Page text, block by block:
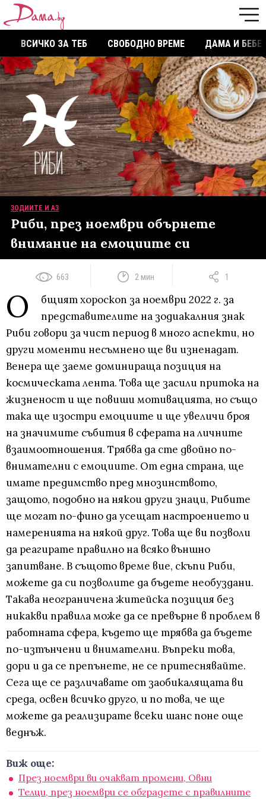
ВСИЧКО ЗА ТЕБ СВОБОДНО ВРЕМЕ ДАМА И БЕБЕ
ЗОДИИТЕ И АЗ
Риби, през ноември обърнете
внимание на емоциите си
663 2 мин 1
О
бщият хороскоп за ноември 2022 г. за
представителите на зодиакалния знак
Риби говори за чист период в много аспекти, но
други моменти несъмнено ще ви изненадат.
Венера ще заеме доминираща позиция на
космическата лента. Това ще засили притока на
жизненост и ще повиши мотивацията, но също
така ще изостри емоциите и ще увеличи броя
на значимите събития в сферата на личните
взаимоотношения. Трябва да сте двойно по-
внимателни с емоциите. От една страна, ще
имате предимство пред мнозинството,
защото, подобно на някои други знаци, Рибите
ще могат по-фино да усещат настроението и
намеренията на някой друг. Това ще ви позволи
да реагирате правилно на всяко външно
запитване. В същото време вие, скъпи Риби,
можете да си позволите да бъдете необуздани.
Такава неограничена житейска позиция без
никакви правила може да се превърне в проблем в
работната сфера, където ще трябва да бъдете
по-изтънчени и внимателни. Въпреки това,
дори и да се препънете, не се притеснявайте.
Сега ще се различавате от заобикалящата ви
среда, освен всичко друго, и по това, че ще
можете да реализирате всеки шанс поне още
веднъж.
Виж още:
През ноември ви очакват промени, Овни
Телци, през ноември се обградете с правилните